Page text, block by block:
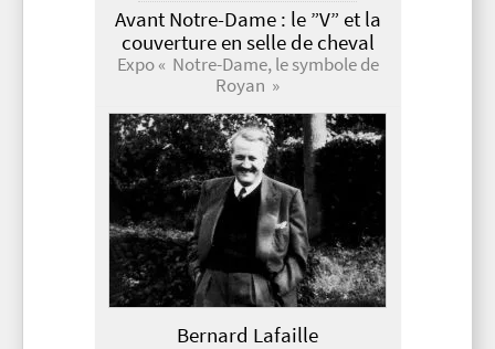
Avant Notre-Dame : le ”V” et la
couverture en selle de cheval
Expo « Notre-Dame, le symbole de
Royan »
Bernard Lafaille